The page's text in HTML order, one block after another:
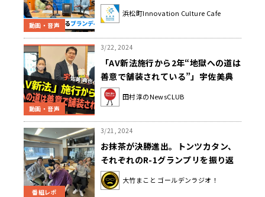
動画・音声
グ」（3月11日「浜カフェ」）森井
祐希 西口恒一郎
浜松町Innovation Culture Cafe
動画・音声
3/22, 2024
「AV新法施行から2年“地獄への道は
善意で舗装されている”」宇佐美典
也（田村淳のNewsCLUB 2024年3
月16日後半）
田村淳のNewsCLUB
番組レポ
3/21, 2024
お抹茶が決勝進出。トンツカタン、
それぞれのR-1グランプリを振り返
る
大竹まこと ゴールデンラジオ！